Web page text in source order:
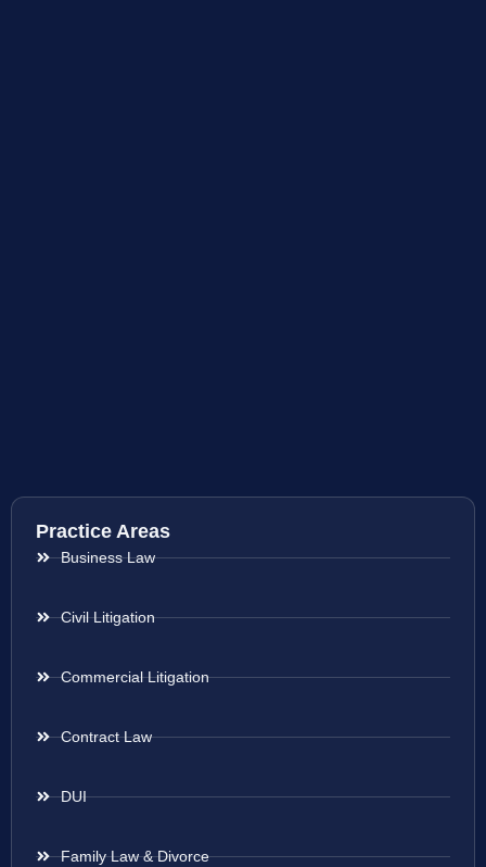
Practice Areas
Business Law
Civil Litigation
Commercial Litigation
Contract Law
DUI
Family Law & Divorce